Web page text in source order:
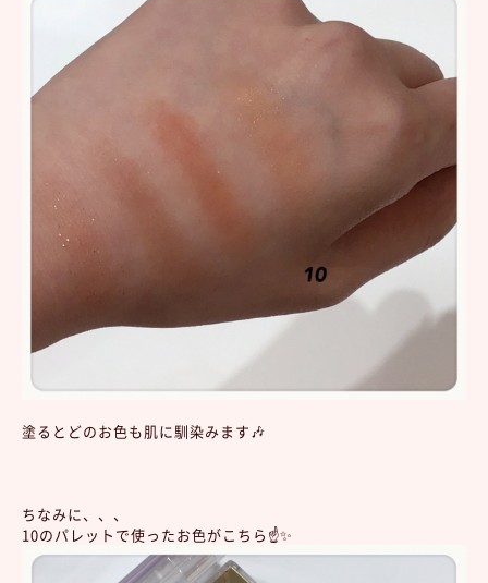
塗るとどのお色も肌に馴染みます🎶
ちなみに、、、
10のパレットで使ったお色がこちら☝️✨